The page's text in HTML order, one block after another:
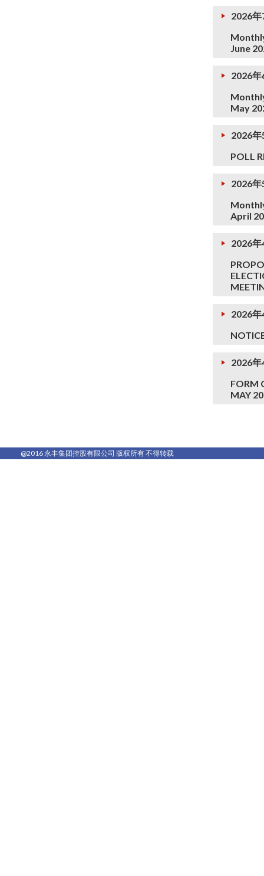
2026
June
2026
May
2026
POLL
2026
April
2026
2026
2026
FORM
MAY
@2016 永丰集团控股有限公司 版权所有 不得转载